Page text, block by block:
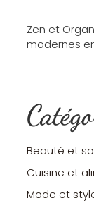
Zen et
modernes
Beauté et
Cuisine et
Mode et